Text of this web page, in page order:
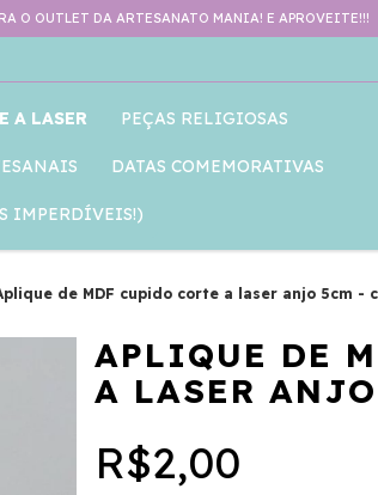
O OUTLET DA ARTESANATO MANIA! E APROVEITE!!!
A LASER PEÇAS RELIGIOSAS
DATAS COMEMORATIVAS
IMPERDÍVEIS!)
de MDF cupido corte a laser anjo 5cm -
APLIQUE DE
A LASER
R$2,00